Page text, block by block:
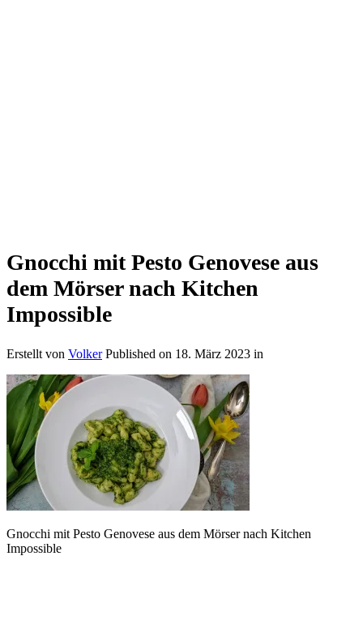
Gnocchi mit Pesto Genovese aus
dem Mörser nach Kitchen
Impossible
Erstellt von Volker Published on 18. März 2023 in
Gnocchi mit Pesto Genovese aus dem Mörser nach Kitchen
Impossible